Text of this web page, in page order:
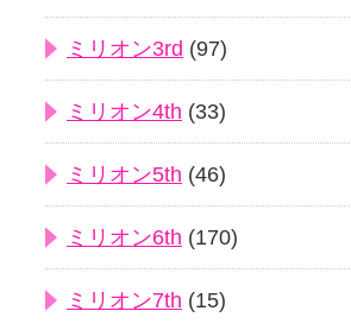
ミリオン3rd (97)
ミリオン4th (33)
ミリオン5th (46)
ミリオン6th (170)
ミリオン7th (15)